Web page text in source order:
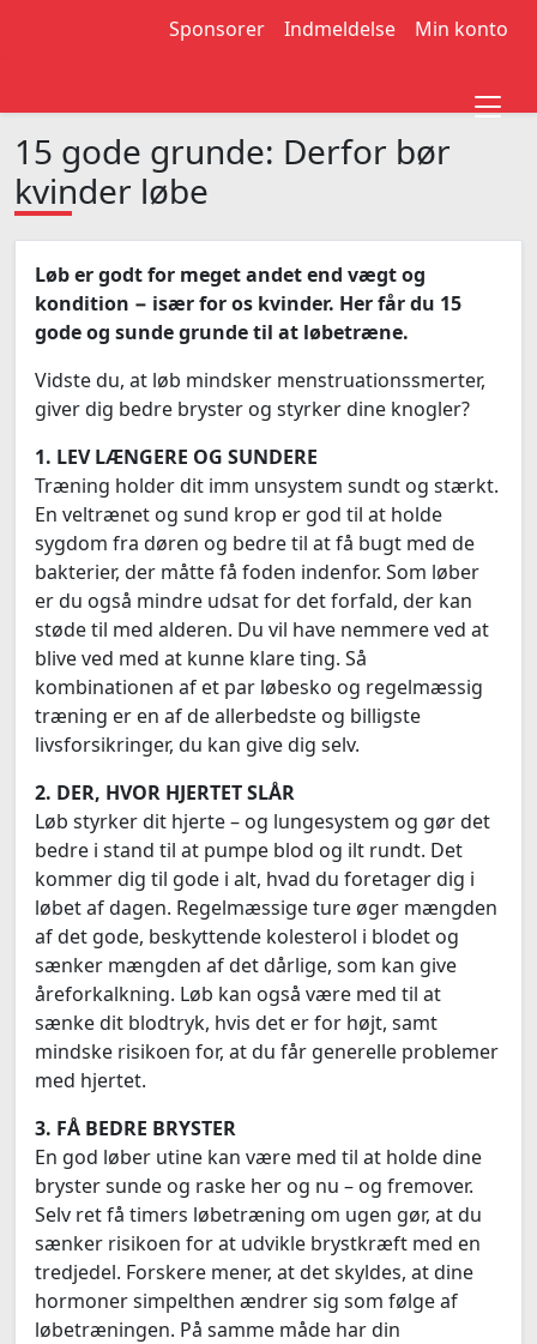
Sponsorer Indmeldelse Min konto
15 gode grunde: Derfor bør
kvinder løbe
Løb er godt for meget andet end vægt og
kondition − især for os kvinder. Her får du 15
gode og sunde grunde til at løbetræne.
Vidste du, at løb mindsker menstruationssmerter,
giver dig bedre bryster og styrker dine knogler?
1. LEV LÆNGERE OG SUNDERE
Træning holder dit imm unsystem sundt og stærkt.
En veltrænet og sund krop er god til at holde
sygdom fra døren og bedre til at få bugt med de
bakterier, der måtte få foden indenfor. Som løber
er du også mindre udsat for det forfald, der kan
støde til med alderen. Du vil have nemmere ved at
blive ved med at kunne klare ting. Så
kombinationen af et par løbesko og regelmæssig
træning er en af de allerbedste og billigste
livsforsikringer, du kan give dig selv.
2. DER, HVOR HJERTET SLÅR
Løb styrker dit hjerte – og lungesystem og gør det
bedre i stand til at pumpe blod og ilt rundt. Det
kommer dig til gode i alt, hvad du foretager dig i
løbet af dagen. Regelmæssige ture øger mængden
af det gode, beskyttende kolesterol i blodet og
sænker mængden af det dårlige, som kan give
åreforkalkning. Løb kan også være med til at
sænke dit blodtryk, hvis det er for højt, samt
mindske risikoen for, at du får generelle problemer
med hjertet.
3. FÅ BEDRE BRYSTER
En god løber utine kan være med til at holde dine
bryster sunde og raske her og nu – og fremover.
Selv ret få timers løbetræning om ugen gør, at du
sænker risikoen for at udvikle brystkræft med en
tredjedel. Forskere mener, at det skyldes, at dine
hormoner simpelthen ændrer sig som følge af
løbetræningen. På samme måde har din